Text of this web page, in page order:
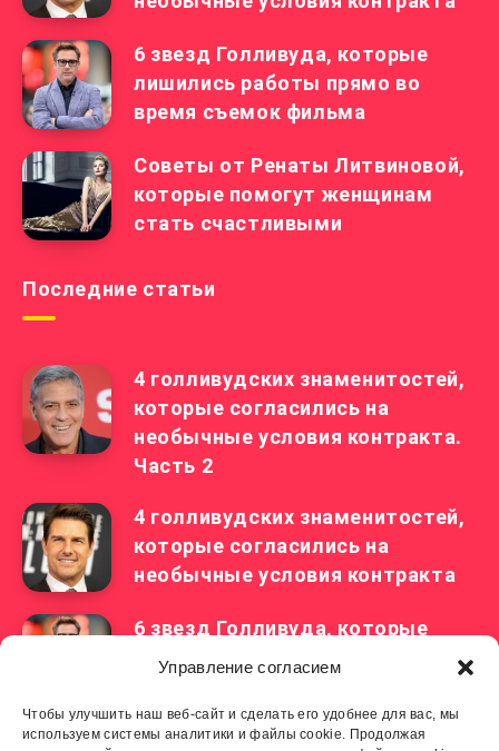
Управление согласием
Чтобы улучшить наш веб-сайт и сделать его удобнее для вас, мы
используем системы аналитики и файлы cookie. Продолжая
6 звезд Голливуда, которые
лишились работы прямо во
время съемок фильма
Советы от Ренаты Литвиновой,
которые помогут женщинам
стать счастливыми
Последние статьи
4 голливудских знаменитостей,
которые согласились на
необычные условия контракта.
Часть 2
4 голливудских знаменитостей,
которые согласились на
необычные условия контракта
6 звезд Голливуда, которые
лишились работы прямо во
Советы от Ренаты Литвиновой,